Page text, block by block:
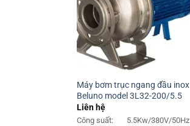
Máy bơm trục ngang đầu inox
Beluno model 3L32-200/5.5
Liên hệ
Công suất:
5.5Kw/380V/50Hz